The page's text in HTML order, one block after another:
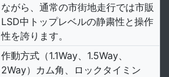
ながら、通常の市街地走行では市販
LSD中トップレベルの静粛性と操作
性を誇ります。
作動方式（1.1Way、1.5Way、
2Way）カム角、ロックタイミン